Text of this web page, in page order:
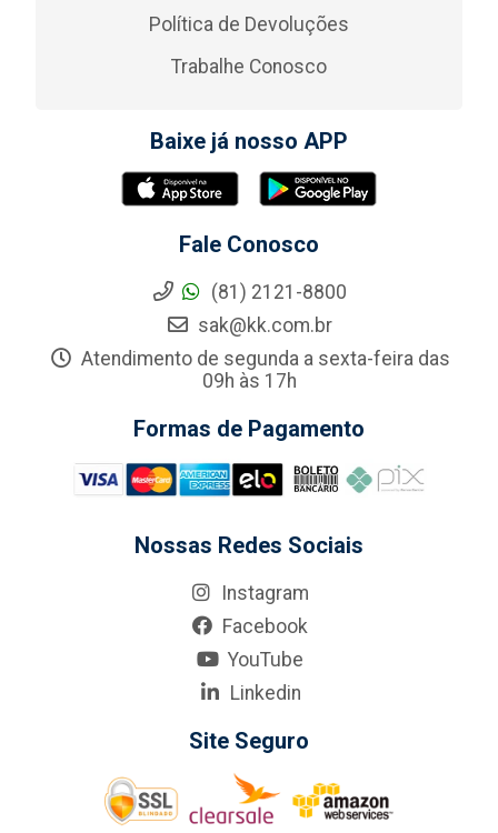
Política de Devoluções
Trabalhe Conosco
Baixe já nosso APP
Fale Conosco
(81) 2121-8800
sak@kk.com.br
Atendimento de segunda a sexta-feira das
09h às 17h
Formas de Pagamento
Nossas Redes Sociais
Instagram
Facebook
YouTube
Linkedin
Site Seguro